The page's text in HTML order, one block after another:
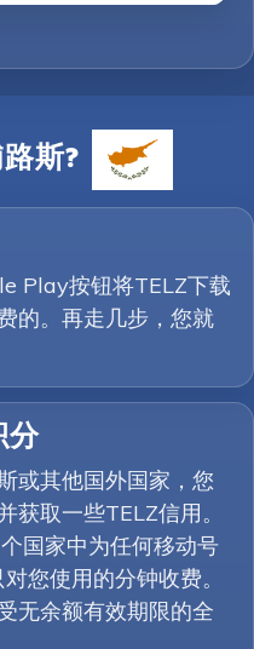
斯?
Play按钮将TELZ下载
的。再走几步，您就
分
或其他国外国家，您
获取一些TELZ信用。
国家中为任何移动号
您使用的分钟收费。
无余额有效期限的全